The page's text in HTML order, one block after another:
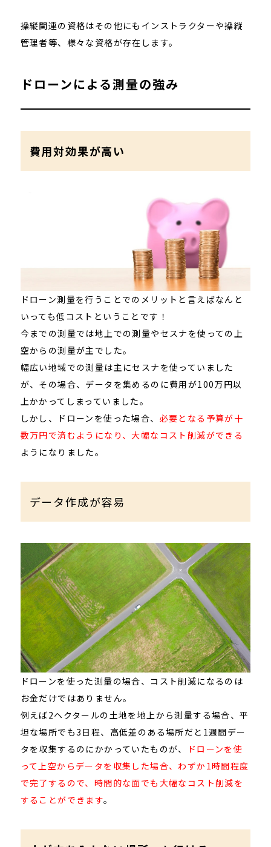
操縦関連の資格はその他にもインストラクターや操縦
管理者等、様々な資格が存在します。
ドローンによる測量の強み
費用対効果が高い
ドローン測量を行うことでのメリットと言えばなんと
いっても低コストということです！
今までの測量では地上での測量やセスナを使っての上
空からの測量が主でした。
幅広い地域での測量は主にセスナを使っていました
が、その場合、データを集めるのに費用が100万円以
上かかってしまっていました。
しかし、ドローンを使った場合、 必要となる予算が十
数万円で済むようになり、大幅なコスト削減ができる
ようになりました。
データ作成が容易
ドローンを使った測量の場合、コスト削減になるのは
お金だけではありません。
例えば2ヘクタールの土地を地上から測量する場合、平
坦な場所でも3日程、高低差のある場所だと1週間デー
タを収集するのにかかっていたものが、
ドローンを使
って上空からデータを収集した場合、わずか1時間程度
で完了するので、時間的な面でも大幅なコスト削減を
することができます。